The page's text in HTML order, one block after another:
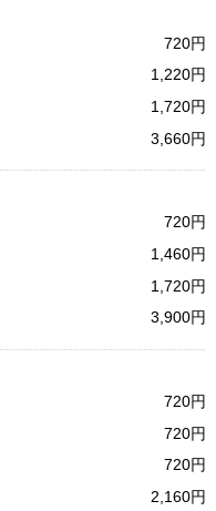
720
1,220
1,720
3,660
720
1,460
1,720
3,900
720
720
720
2,160